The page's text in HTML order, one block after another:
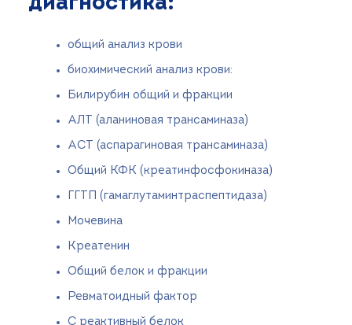
общий анализ крови
биохимический анализ крови:
Билирубин общий и фракции
АЛТ (аланиновая трансаминаза)
АСТ (аспарагиновая трансаминаза)
Общий КФК (креатинфосфокиназа)
ГГТП (гамаглутаминтраспептидаза)
Мочевина
Креатенин
Общий белок и фракции
Ревматоидный фактор
С реактивный белок